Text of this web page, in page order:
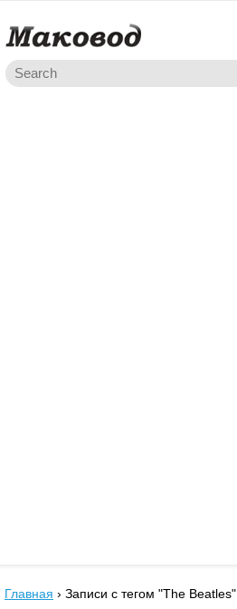
Главная › Записи с тегом "The Beatles"